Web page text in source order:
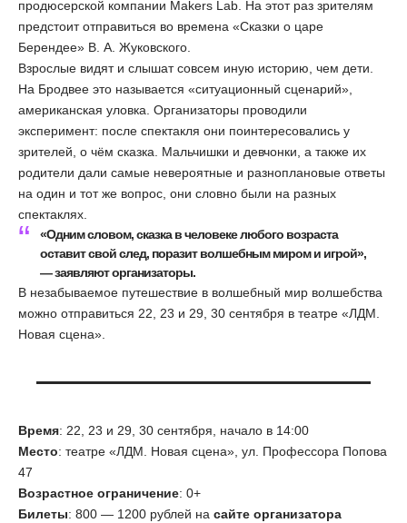
продюсерской компании Makers Lab. На этот раз зрителям
предстоит отправиться во времена «Сказки о царе
Берендее» В. А. Жуковского.
Взрослые видят и слышат совсем иную историю, чем дети.
На Бродвее это называется «ситуационный сценарий»,
американская уловка. Организаторы проводили
эксперимент: после спектакля они поинтересовались у
зрителей, о чём сказка. Мальчишки и девчонки, а также их
родители дали самые невероятные и разноплановые ответы
на один и тот же вопрос, они словно были на разных
спектаклях.
«Одним словом, сказка в человеке любого возраста
оставит свой след, поразит волшебным миром и игрой»,
— заявляют организаторы.
В незабываемое путешествие в волшебный мир волшебства
можно отправиться 22, 23 и 29, 30 сентября в театре «ЛДМ.
Новая сцена».
Время: 22, 23 и 29, 30 сентября, начало в 14:00
Место: театре «ЛДМ. Новая сцена», ул. Профессора Попова
47
Возрастное ограничение: 0+
Билеты: 800 — 1200 рублей на сайте организатора